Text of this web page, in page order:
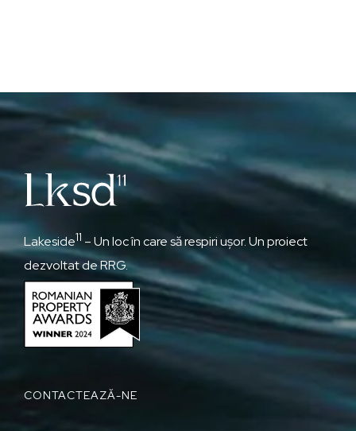
Lakeside11 – Un loc în care să respiri ușor. Un proiect
dezvoltat de RRG.
CONTACTEAZĂ-NE